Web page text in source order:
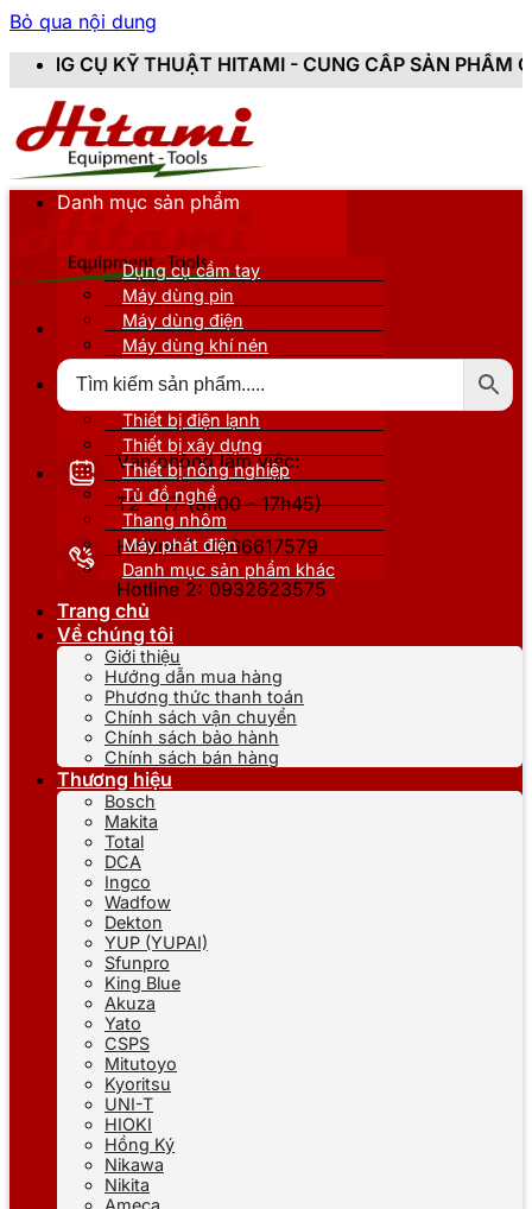
Bỏ qua nội dung
HITAMI - CUNG CẤP SẢN PHẨM CHÍNH HÃNG,
Văn phòng làm việc:
T2 - T7 (8h00 - 17h45)
Hotline 1: 0866617579
Hotline 2: 0932623575
Danh mục sản phẩm
Dụng cụ cầm tay
Máy dùng pin
Máy dùng điện
Máy dùng khí nén
Thiết bị nâng đỡ
Thiết bị điện lạnh
Thiết bị xây dựng
Thiết bị nông nghiệp
Tủ đồ nghề
Thang nhôm
Máy phát điện
Danh mục sản phẩm khác
Trang chủ
Về chúng tôi
Giới thiệu
Hướng dẫn mua hàng
Phương thức thanh toán
Chính sách vận chuyển
Chính sách bảo hành
Chính sách bán hàng
Thương hiệu
Bosch
Makita
Total
DCA
Ingco
Wadfow
Dekton
YUP (YUPAI)
Sfunpro
King Blue
Akuza
Yato
CSPS
Mitutoyo
Kyoritsu
UNI-T
HIOKI
Hồng Ký
Nikawa
Nikita
Ameca